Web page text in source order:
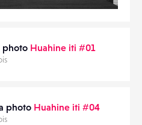
photo Huahine iti #01
photo Huahine iti #04